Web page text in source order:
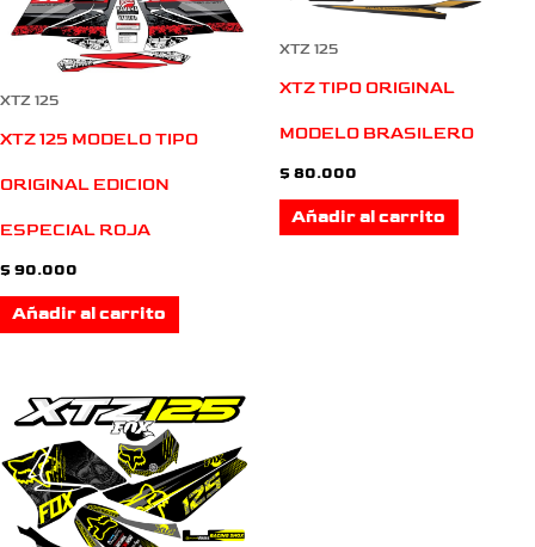
XTZ 125
XTZ 125 MODELO TIPO
ORIGINAL EDICION
ESPECIAL ROJA
$ 90.000
Añadir al carrito
XTZ 125
XTZ TIPO ORIGINAL
MODELO BRASILERO
$ 80.000
Añadir al carrito